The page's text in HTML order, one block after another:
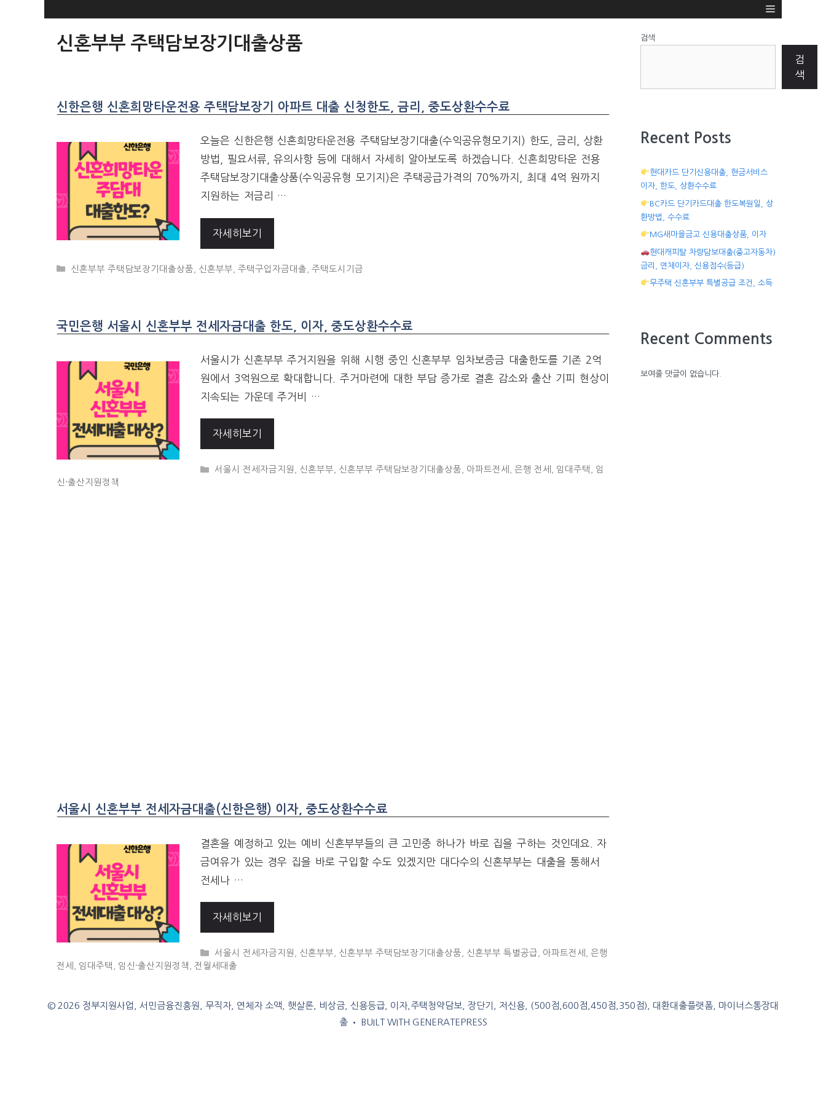
신혼부부 주택담보장기대출상품
신한은행 신혼희망타운전용 주택담보장기 아파트 대출 신청한도, 금리, 중도상환수수료
오늘은 신한은행 신혼희망타운전용 주택담보장기대출(수익공유형모기지) 한도, 금리, 상환
방법, 필요서류, 유의사항 등에 대해서 자세히 알아보도록 하겠습니다. 신혼희망타운 전용
주택담보장기대출상품(수익공유형 모기지)은 주택공급가격의 70%까지, 최대 4억 원까지
지원하는 저금리 …
자세히보기
CATEGORIES
신혼부부 주택담보장기대출상품 신혼부부 ,주택구입자금대출 ,주택도시기금
국민은행 서울시 신혼부부 전세자금대출 한도, 이자, 중도상환수수료
서울시가 신혼부부 주거지원을 위해 시행 중인 신혼부부 임차보증금 대출한도를 기존 2억
원에서 3억원으로 확대합니다. 주거마련에 대한 부담 증가로 결혼 감소와 출산 기피 현상이
지속되는 가운데 주거비 …
자세히보기
CATEGORIES
서울시 전세자금지원 신혼부부 신혼부부 주택담보장기대출상품 아파트전세 ,은행 전세 임대주택
임
신·출산지원정책
서울시 신혼부부 전세자금대출(신한은행) 이자, 중도상환수수료
결혼을 예정하고 있는 예비 신혼부부들의 큰 고민중 하나가 바로 집을 구하는 것인데요. 자
금여유가 있는 경우 집을 바로 구입할 수도 있겠지만 대다수의 신혼부부는 대출을 통해서
전세나 …
자세히보기
CATEGORIES
서울시 전세자금지원 신혼부부 신혼부부 주택담보장기대출상품 신혼부부 특별공급 아파트전세 ,은행
전세
임대주택 임신·출산지원정책 전월세대출
검색
검
색
Recent Posts
현대카드 단기신용대출, 현금서비스
이자, 한도, 상환수수료
BC카드 단기카드대출 한도복원일, 상
환방법, 수수료
MG새마을금고 신용대출상품, 이자
현대캐피탈 차량담보대출(중고자동차)
금리, 연체이자, 신용점수(등급)
무주택 신혼부부 특별공급 조건, 소득
Recent Comments
보여줄 댓글이 없습니다.
© 2026 정부지원사업, 서민금융진흥원, 무직자, 연체자 소액, 햇살론, 비상금, 신용등급, 이자,주택청약담보, 장단기, 저신용, (500점,600점,450점,350점), 대환대출플랫폼, 마이너스통장대
출• BUILT WITH GENERATEPRESS